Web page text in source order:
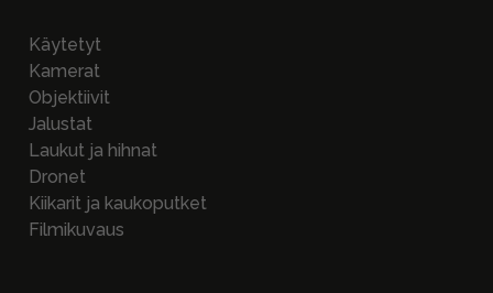
Käytetyt
Kamerat
Objektiivit
Jalustat
Laukut ja hihnat
Dronet
Kiikarit ja kaukoputket
Filmikuvaus